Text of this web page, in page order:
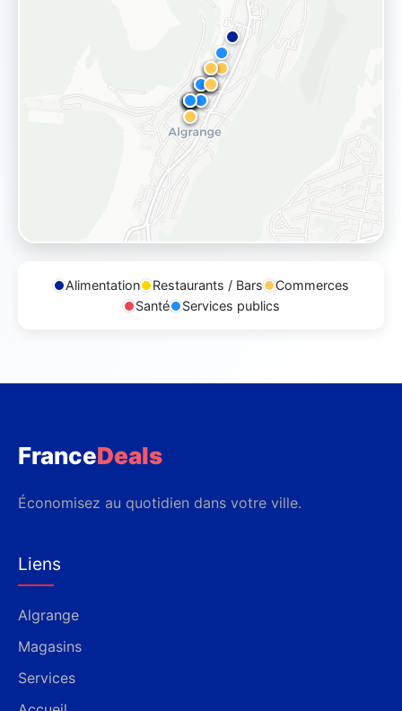
Alimentation Restaurants / Bars
Commerces
Santé
Services publics
FranceDeals
Économisez au quotidien dans votre ville.
Liens
Algrange
Magasins
Services